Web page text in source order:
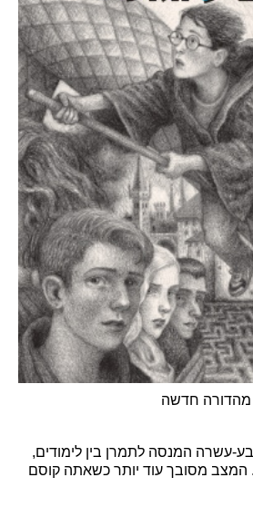
מהדורה חדשה
עשרה המנסה לתמרן בין לימודים,
המצב מסובך עוד יותר כשאתה קוסם